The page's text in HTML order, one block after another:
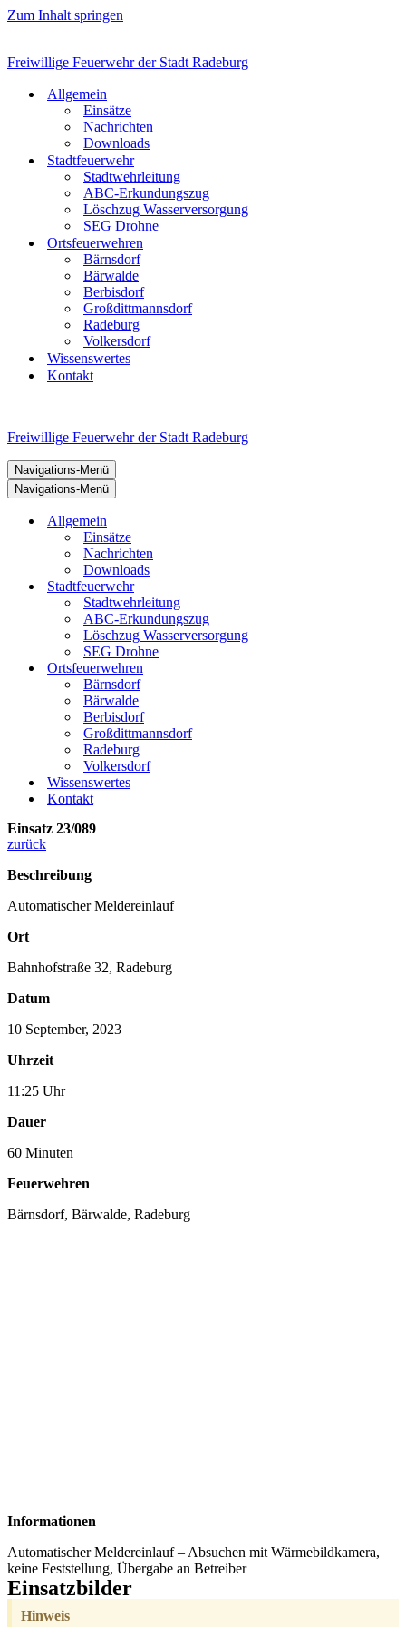
Zum Inhalt springen
Freiwillige Feuerwehr der Stadt Radeburg
Allgemein
Einsätze
Nachrichten
Downloads
Stadtfeuerwehr
Stadtwehrleitung
ABC-Erkundungszug
Löschzug Wasserversorgung
SEG Drohne
Ortsfeuerwehren
Bärnsdorf
Bärwalde
Berbisdorf
Großdittmannsdorf
Radeburg
Volkersdorf
Wissenswertes
Kontakt
Freiwillige Feuerwehr der Stadt Radeburg
Navigations-Menü
Navigations-Menü
Allgemein
Einsätze
Nachrichten
Downloads
Stadtfeuerwehr
Stadtwehrleitung
ABC-Erkundungszug
Löschzug Wasserversorgung
SEG Drohne
Ortsfeuerwehren
Bärnsdorf
Bärwalde
Berbisdorf
Großdittmannsdorf
Radeburg
Volkersdorf
Wissenswertes
Kontakt
Einsatz 23/089
zurück
Beschreibung
Automatischer Meldereinlauf
Ort
Bahnhofstraße 32, Radeburg
Datum
10 September, 2023
Uhrzeit
11:25 Uhr
Dauer
60 Minuten
Feuerwehren
Bärnsdorf, Bärwalde, Radeburg
Informationen
Automatischer Meldereinlauf – Absuchen mit Wärmebildkamera,
keine Feststellung, Übergabe an Betreiber
Einsatzbilder
Hinweis